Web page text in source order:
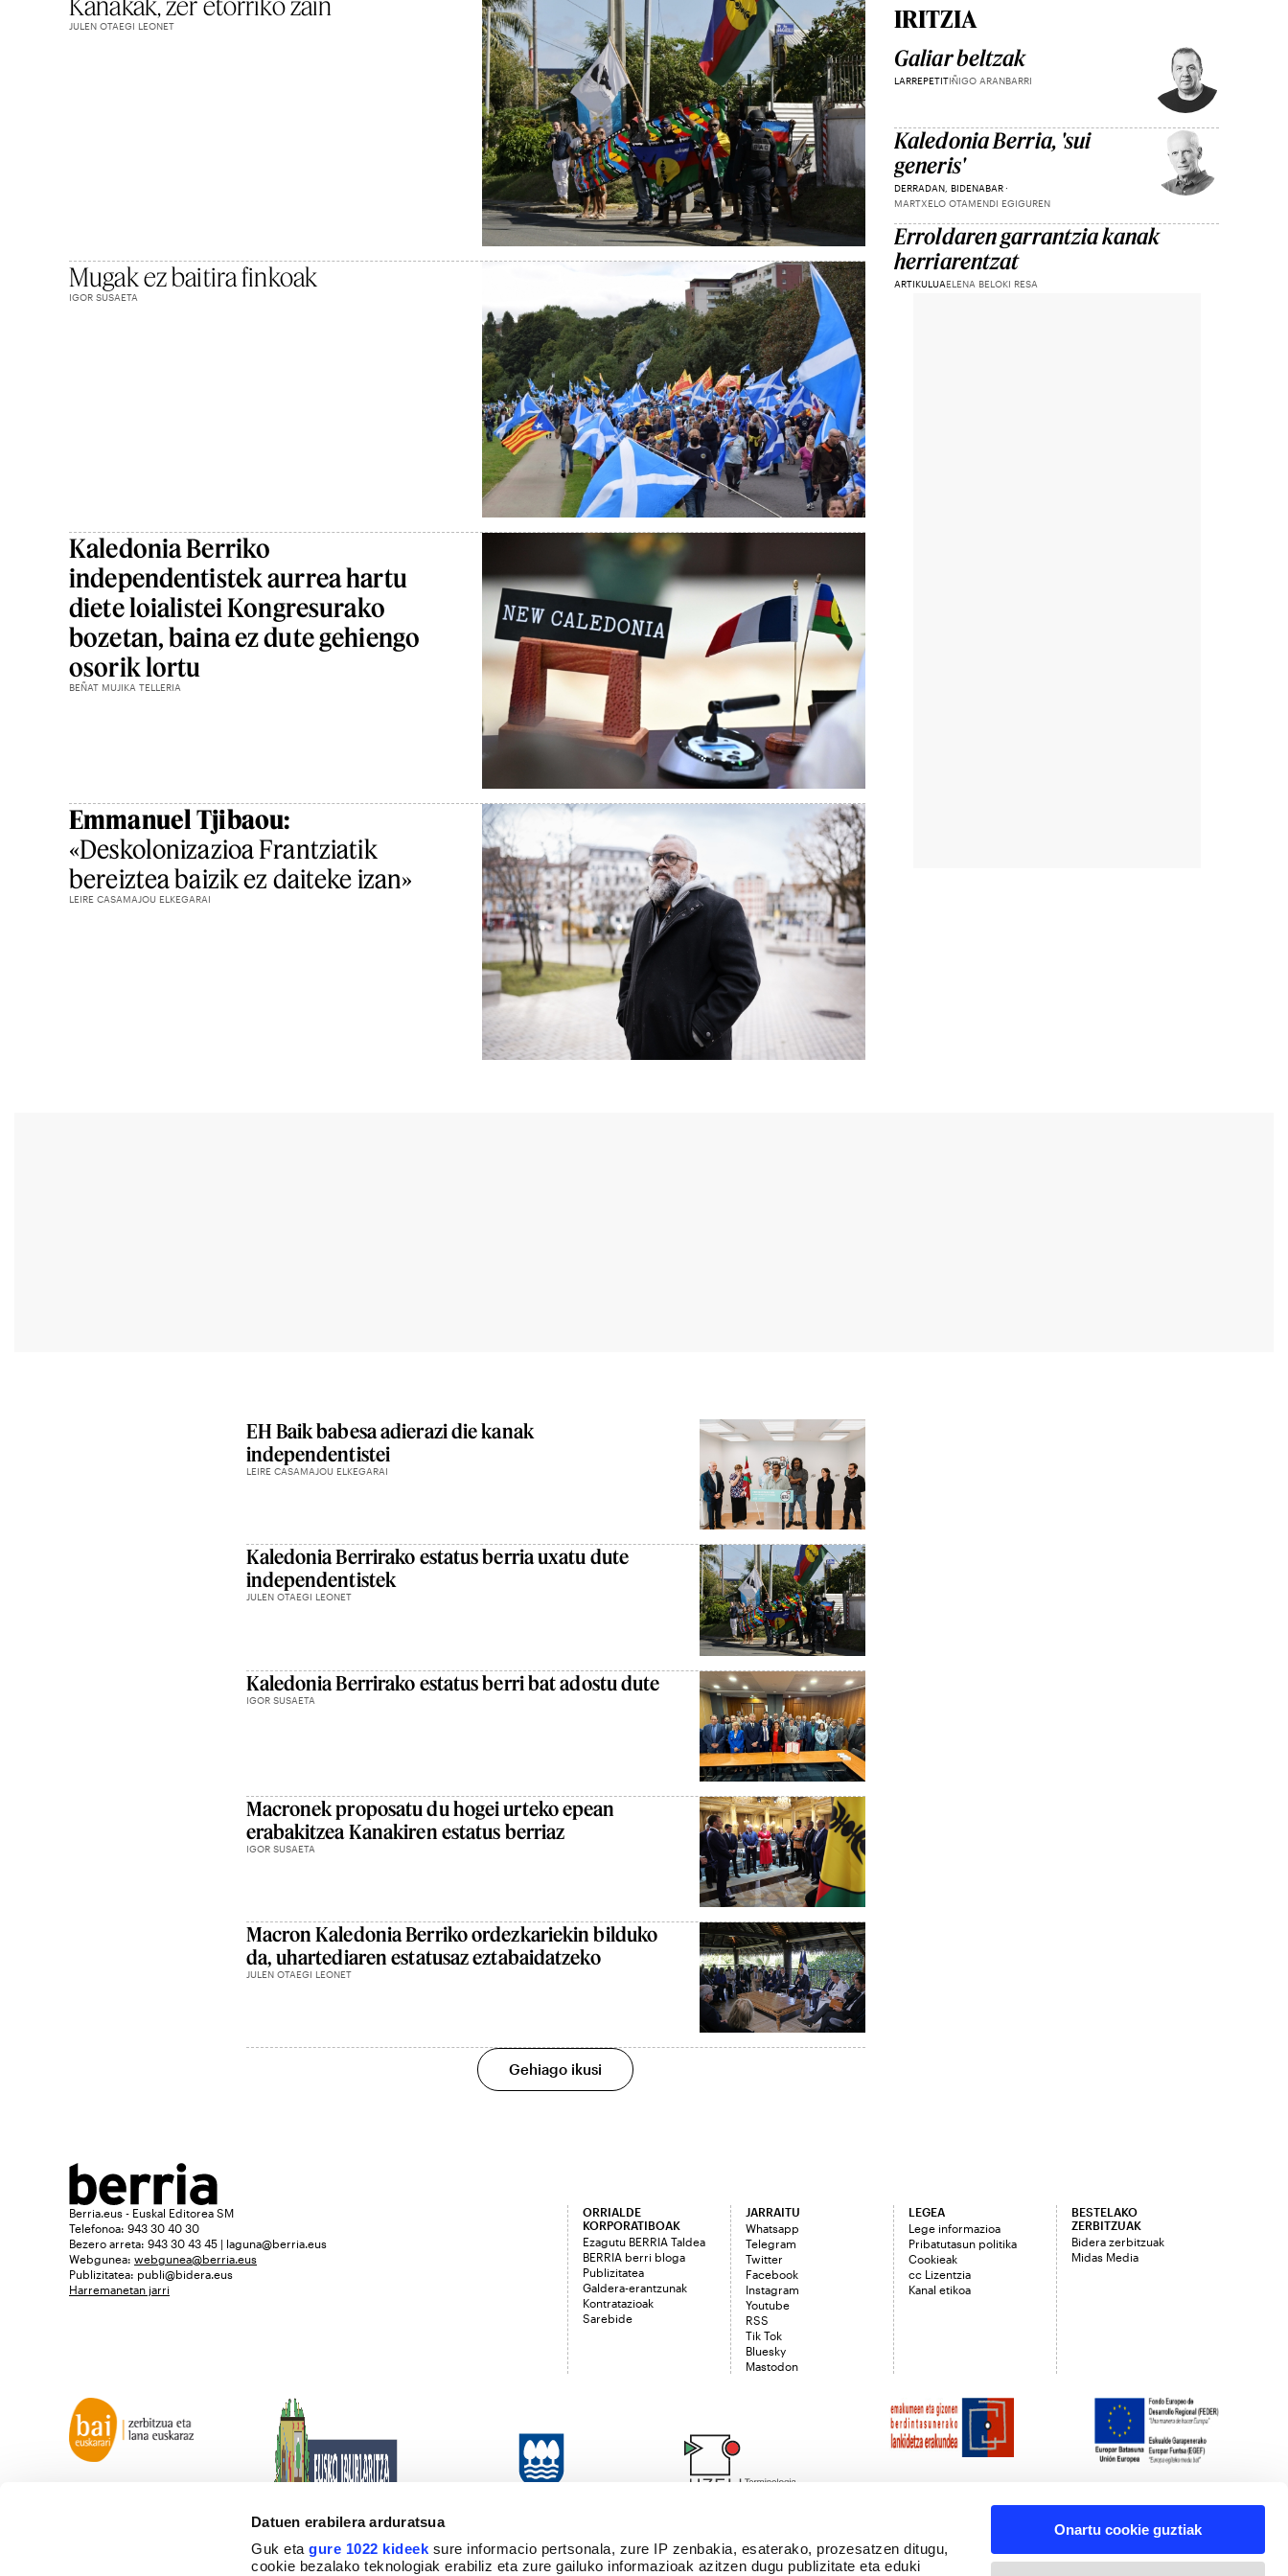
Datuen erabilera arduratsua
Guk etagure 1022 kideek sure informacio pertsonala, zure IP zenbakia, esaterako, prozesatzen ditugu,
cookie bezalako teknologiak erabiliz eta zure gailuko informazioak azitzen dugu publizitate eta eduki
Onartu cookie guztiak
JULEN OTAEGI LEONET
Mugak ez baitira finkoak
IGOR SUSAETA
Kaledonia Berriko
independentistek aurrea hartu
diete loialistei Kongresurako
bozetan, baina ez dute gehiengo
osorik lortu
BEÑAT MUJIKA TELLERIA
Emmanuel Tjibaou:
«Deskolonizazioa Frantziatik
bereiztea baizik ez daiteke izan»
LEIRE CASAMAJOU ELKEGARAI
IRITZIA
Galiar beltzak
LARREPETITIÑIGO ARANBARRI
Kaledonia Berria, 'sui
generis'
DERRADAN, BIDENABAR
MARTXELO OTAMENDI EGIGUREN
Erroldaren garrantzia kanak
herriarentzat
ARTIKULUAELENA BELOKI RESA
EH Baik babesa adierazi die kanak
independentistei
LEIRE CASAMAJOU ELKEGARAI
Kaledonia Berrirako estatus berria uxatu dute
independentistek
JULEN OTAEGI LEONET
Kaledonia Berrirako estatus berri bat adostu dute
IGOR SUSAETA
Macronek proposatu du hogei urteko epean
erabakitzea Kanakiren estatus berriaz
IGOR SUSAETA
Macron Kaledonia Berriko ordezkariekin bilduko
da, uhartediaren estatusaz eztabaidatzeko
JULEN OTAEGI LEONET
Gehiago ikusi
Berria.eus - Euskal Editorea SM
Telefonoa: 943 30 40 30
Bezero arreta: 943 30 43 45 | laguna@berria.eus
Webgunea: webgunea@berria.eus
Publizitatea: publi@bidera.eus
Harremanetan jarri
ORRIALDE
KORPORATIBOAK
Ezagutu BERRIA Taldea
BERRIA berri bloga
Publizitatea
Galdera-erantzunak
Kontratazioak
Sarebide
JARRAITU
Whatsapp
Telegram
Twitter
Facebook
Instagram
Youtube
RSS
Tik Tok
Bluesky
Mastodon
LEGEA
Lege informazioa
Pribatutasun politika
Cookieak
cc Lizentzia
Kanal etikoa
BESTELAKO
ZERBITZUAK
Bidera zerbitzuak
Midas Media